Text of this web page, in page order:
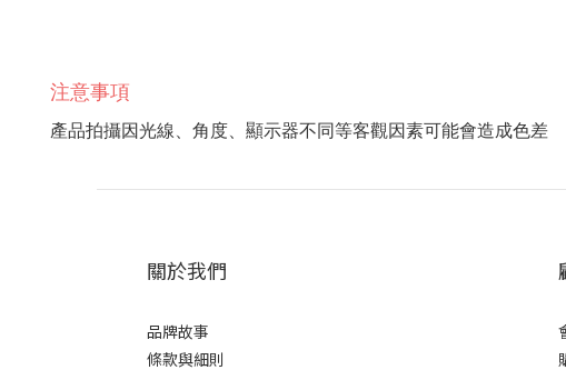
注意事項
產品拍攝因光線、角度、顯示器不同等客觀因素可能會造成色差
關於我們
品牌故事
條款與細則